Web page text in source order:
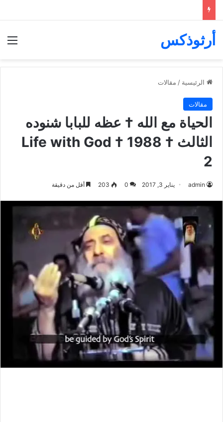
أرثوذكس
الرئيسية / مقالات
مقالات
الحياة مع الله † عظه للبابا شنوده
الثالث † 1988 † Life with God
2
admin يناير 3, 2017 0
203 أقل من دقيقة